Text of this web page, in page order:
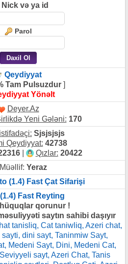
Nick və ya id
Parol
Qeydiyyat
Tam Pulsuzdur ]
Yönəlt
Deyer.Az
Yeni Gələni: 170
Sjsjsjsjs
Qeydiyyat: 42738
| Qızlar: 20422
Müəllif: Yeraz
(1.4) Fast Çat Sifarişi
Fast Reyting
qorunur !
saytın sahibi daşıyır
tanisliq, Cat taniwliq, Azeri chat,
dini sayt, Taninmiw Sayt,
Medeni Sayt, Dini, Medeni Cat,
sayt, Azeri Chat, Tanis